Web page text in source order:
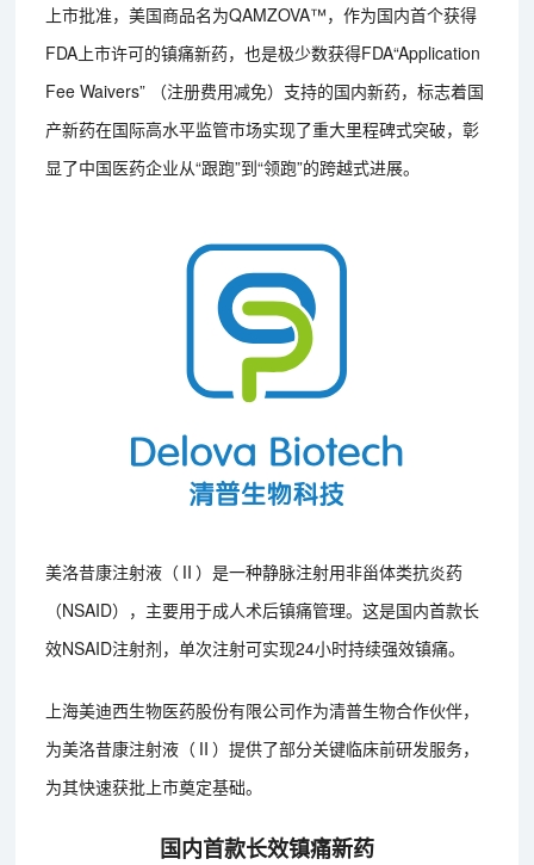
上市批准，美国商品名为QAMZOVA™，作为国内首个获得
FDA上市许可的镇痛新药，也是极少数获得FDA“Application
Fee Waivers” （注册费用减免）支持的国内新药，标志着国
产新药在国际高水平监管市场实现了重大里程碑式突破，彰
显了中国医药企业从“跟跑”到“领跑”的跨越式进展。
美洛昔康注射液（Ⅱ）是一种静脉注射用非甾体类抗炎药
（NSAID），主要用于成人术后镇痛管理。这是国内首款长
效NSAID注射剂，单次注射可实现24小时持续强效镇痛。
上海美迪西生物医药股份有限公司作为清普生物合作伙伴，
为美洛昔康注射液（Ⅱ）提供了部分关键临床前研发服务，
为其快速获批上市奠定基础。
国内首款长效镇痛新药